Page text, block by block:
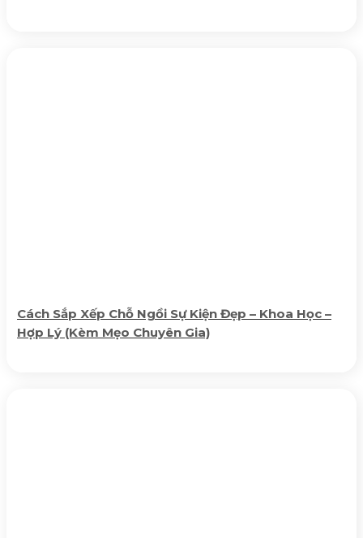
Cách Sắp Xếp Chỗ Ngồi Sự Kiện Đẹp – Khoa Học –
Hợp Lý (Kèm Mẹo Chuyên Gia)